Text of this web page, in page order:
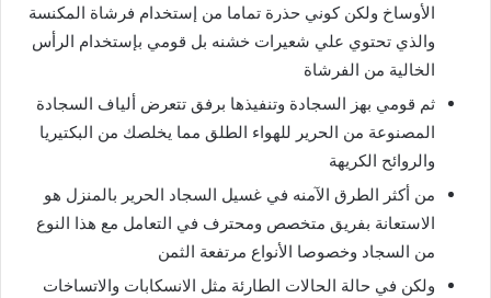
الأوساخ ولكن كوني حذرة تماما من إستخدام فرشاة المكنسة
والذي تحتوي علي شعيرات خشنه بل قومي بإستخدام الرأس
الخالية من الفرشاة
ثم قومي بهز السجادة وتنفيذها برفق تتعرض ألياف السجادة
المصنوعة من الحرير للهواء الطلق مما يخلصك من البكتيريا
والروائح الكريهة
من أكثر الطرق الآمنه في غسيل السجاد الحرير بالمنزل هو
الاستعانة بفريق متخصص ومحترف في التعامل مع هذا النوع
من السجاد وخصوصا الأنواع مرتفعة الثمن
ولكن في حالة الحالات الطارئة مثل الانسكابات والاتساخات